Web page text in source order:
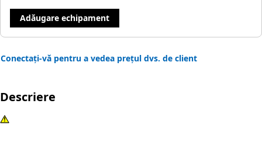
Adăugare echipament
Conectați-vă pentru a vedea prețul dvs. de client
Descriere